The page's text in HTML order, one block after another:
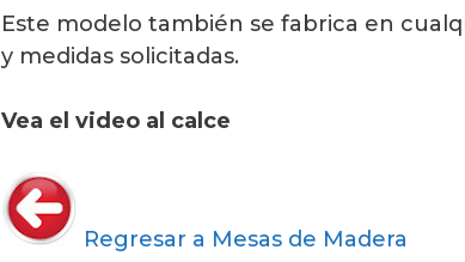
Este modelo también se fabrica en
y medidas solicitadas.
Vea el video al calce
Regresar a Mesas de Madera